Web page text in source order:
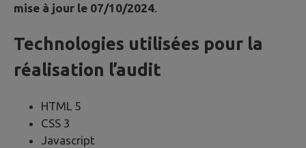
mise à jour le 07/10/2024
Technologies utilisées pour la
réalisation l’audit
HTML 5
CSS 3
Javascript